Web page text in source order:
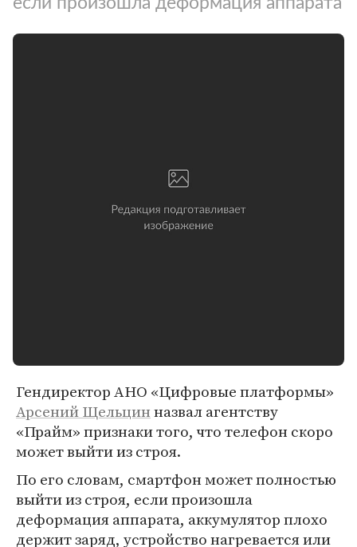
Гендиректор АНО «Цифровые платформы»
Арсений Щельцинназвал агентству
«Прайм» признаки того, что телефон скоро
может выйти из строя.
По его словам, смартфон может полностью
выйти из строя, если произошла
деформация аппарата, аккумулятор плохо
держит заряд, устройство нагревается или